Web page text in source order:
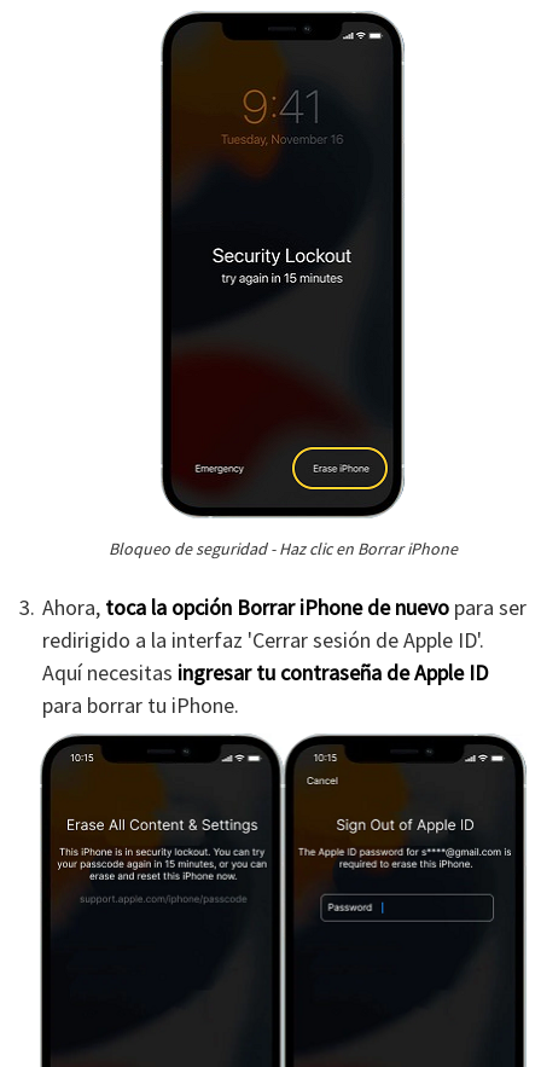
Bloqueo de seguridad - Haz clic en Borrar iPhone
Ahora, toca la opción Borrar iPhone de nuevopara ser
redirigido a la interfaz 'Cerrar sesión de Apple ID'.
Aquí necesitas ingresar tu contraseña de Apple ID
para borrar tu iPhone.